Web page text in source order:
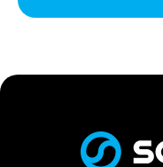
Monitorização Da
Direcção Assistida
Electromecanica Com
Servotronic